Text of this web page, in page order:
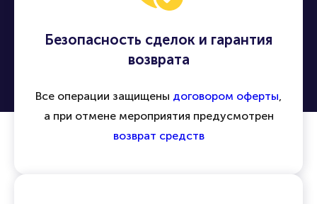
Безопасность сделок и гарантия
возврата
Все операции защищены договором оферты,
а при отмене мероприятия предусмотрен
возврат средств